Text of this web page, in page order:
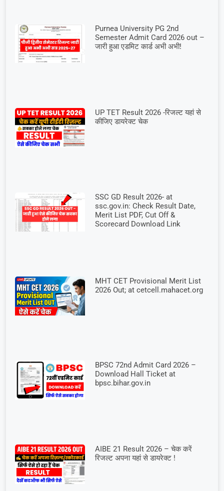
Purnea University PG 2nd
Semester Admit Card 2026 out –
जारी हुआ एडमिट कार्ड अभी अभी!
UP TET Result 2026 -रिजल्ट यहां से
कीजिए डायरेक्ट चेक
SSC GD Result 2026- at
ssc.gov.in: Check Result Date,
Merit List PDF, Cut Off &
Scorecard Download Link
MHT CET Provisional Merit List
2026 Out; at cetcell.mahacet.org
BPSC 72nd Admit Card 2026 –
Download Hall Ticket at
bpsc.bihar.gov.in
AIBE 21 Result 2026 – चेक करें
रिजल्ट अपना यहां से डायरेक्ट !